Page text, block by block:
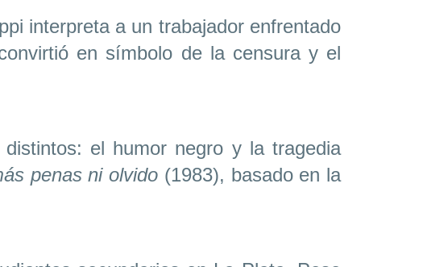
interpreta a un trabajador enfrentado
en símbolo de la censura y el
el humor negro y la tragedia
penas ni olvido (1983), basado en la